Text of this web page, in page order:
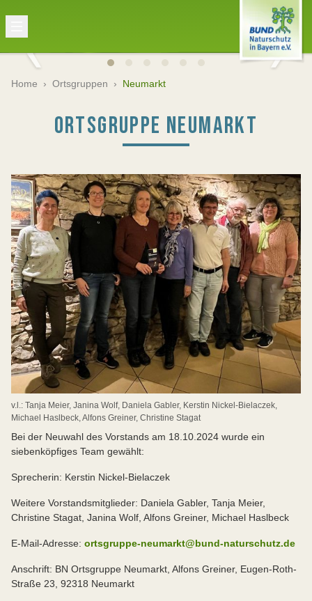
Home › Ortsgruppen › Neumarkt
ORTSGRUPPE NEUMARKT
v.l.: Tanja Meier, Janina Wolf, Daniela Gabler, Kerstin Nickel-Bielaczek,
Michael Haslbeck, Alfons Greiner, Christine Stagat
Bei der Neuwahl des Vorstands am 18.10.2024 wurde ein
siebenköpfiges Team gewählt:
Sprecherin: Kerstin Nickel-Bielaczek
Weitere Vorstandsmitglieder: Daniela Gabler, Tanja Meier,
Christine Stagat, Janina Wolf, Alfons Greiner, Michael Haslbeck
E-Mail-Adresse: ortsgruppe-neumarkt@bund-naturschutz.de
Anschrift: BN Ortsgruppe Neumarkt, Alfons Greiner, Eugen-Roth-
Straße 23, 92318 Neumarkt